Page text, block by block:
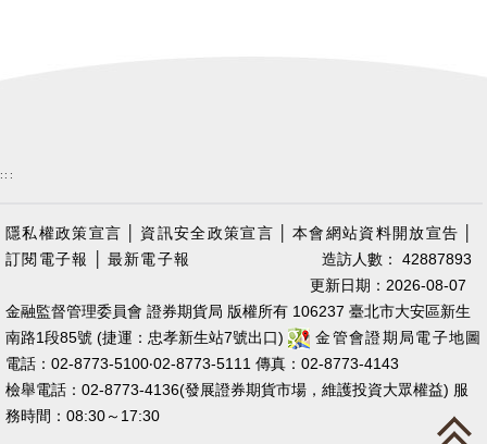
:::
隱私權政策宣言 資訊安全政策宣言 │本會網站資料開放宣告
訂閱電子報
最新電子報
造訪人數： 42887893
更新日期：2026-08-07
金融監督管理委員會 證券期貨局 版權所有 106237 臺北市大安區新生
南路1段85號 (捷運：忠孝新生站7號出口)
金管會證期局電子地圖
電話：02-8773-5100‧02-8773-5111 傳真：02-8773-4143
檢舉電話：02-8773-4136(發展證券期貨市場，維護投資大眾權益) 服
務時間：08:30～17:30